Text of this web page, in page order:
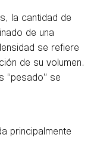
la cantidad de
de una
se refiere
de su volumen.
“pesado” se
principalmente